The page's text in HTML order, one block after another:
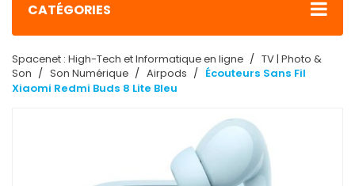
CATÉGORIES
Spacenet : High-Tech et Informatique en ligne
TV | Photo &
Son
Son Numérique Airpods
Écouteurs Sans Fil
Xiaomi Redmi Buds 8 Lite Bleu